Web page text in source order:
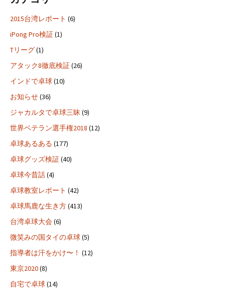
2015台湾レポート (6)
iPong Pro検証(1)
Tリーグ(1)
アタック8徹底検証(26)
インドで卓球(10)
お知らせ(36)
ジャカルタで卓球三昧(9)
世界ベテラン選手権2018 (12)
卓球あるある (177)
卓球グッズ検証(40)
卓球今昔話(4)
卓球教室レポート (42)
卓球馬鹿な生き方(413)
台湾卓球大会(6)
微笑みの国タイの卓球(5)
指導者は汗をかけ〜！ (12)
東京2020(8)
自宅で卓球(14)